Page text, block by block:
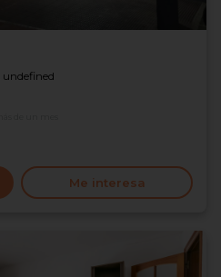
undefined
Me interesa